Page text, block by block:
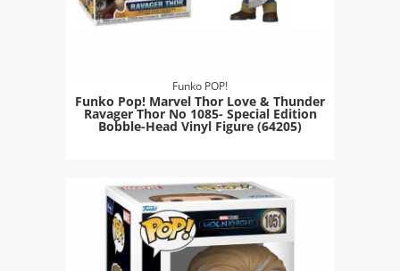
Funko POP!
Funko Pop! Marvel Thor Love & Thunder
Ravager Thor Νο 1085- Special Edition
Bobble-Head Vinyl Figure (64205)